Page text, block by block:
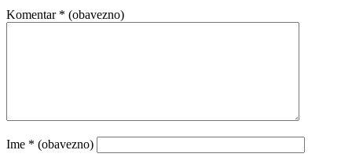
Komentar * (obavezno)
Ime * (obavezno)